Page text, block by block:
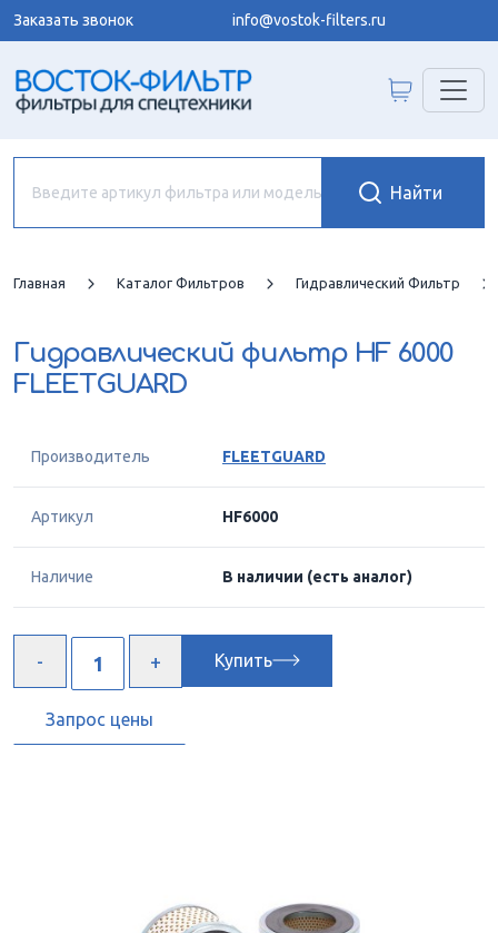
Заказать звонок info@vostok-filters.ru
Главная Каталог Фильтров Гидравлический Фильтр
Гидравлический фильтр HF 6000
FLEETGUARD
Производитель FLEETGUARD
Артикул HF6000
Наличие В наличии (есть аналог)
Купить
Запрос цены